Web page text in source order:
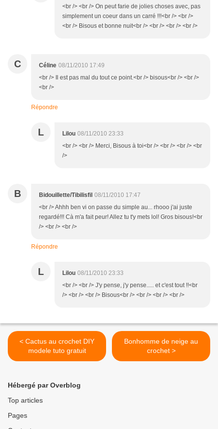
<br /> <br /> On peut farie de jolies choses avec, pas
simplement un coeur dans un carré !!!<br /> <br />
<br /> Bisous et bonne nuit<br /> <br /> <br /> <br />
C Céline 08/11/2010 17:49
<br /> Il est pas mal du tout ce point.<br /> bisous<br /> <br />
<br />
Répondre
L Lilou 08/11/2010 23:33
<br /> <br /> Merci, Bisous à toi<br /> <br /> <br /> <br
/>
B Bidouillette/Tibilisfil 08/11/2010 17:47
<br /> Ahhh ben vi on passe du simple au... rhooo j'ai juste
regardé!!! Cà m'a fait peur! Allez tu t'y mets lol! Gros bisous!<br
/> <br /> <br />
Répondre
L Lilou 08/11/2010 23:33
<br /> <br /> J'y pense, j'y pense..... et c'est tout !!<br
/> <br /> <br /> Bisous<br /> <br /> <br /> <br />
< Cactus au crochet DIY
modele tuto gratuit
Bonhomme de neige au
crochet >
Hébergé par Overblog
Top articles
Pages